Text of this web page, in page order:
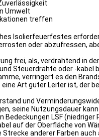
Umwelt
treffen
Isolierfeuerfestes
oder abzufressen,
frei, als, verdrahtend in
Steuerdrähte oder -kabel
verringert es den
Art guter Leiter ist, der
und
seine Nutzungsdauer
LSF (niedriger
auf der Oberfläche von
anderer Farben auch